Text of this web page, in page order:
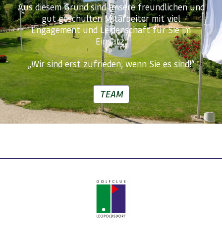
Aus diesem Grund sind unsere freundlichen und
gut geschulten Mitarbeiter mit viel
Engagement und Leidenschaft für Sie im
Einsatz.
„Wir sind erst zufrieden, wenn Sie es sind!“
TEAM